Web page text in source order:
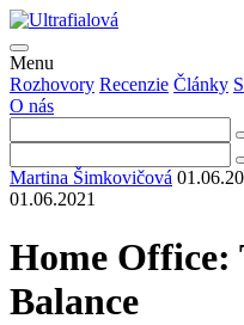
Menu
Rozhovory Recenzie Články
O nás
Martina Šimkovičová
01.06.2021
Home
Balance